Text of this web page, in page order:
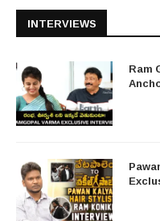
INTERVIEWS
Ram